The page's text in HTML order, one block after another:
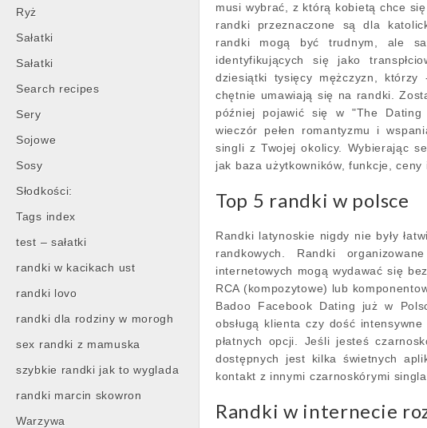
Ryż
Sałatki
Sałatki
Search recipes
Sery
Sojowe
Sosy
Słodkości:
Tags index
test – sałatki
randki w kacikach ust
randki lovo
randki dla rodziny w morogh
sex randki z mamuska
szybkie randki jak to wyglada
randki marcin skowron
Warzywa
musi wybrać, z którą kobietą chce
randki przeznaczone są dla
randki mogą być trudnym, ale
identyfikujących się jako
dziesiątki tysięcy mężczyzn,
chętnie umawiają się na randki.
później pojawić się w "The Dating
wieczór pełen romantyzmu i
singli z Twojej okolicy. Wybierając
jak baza użytkowników, funkcje, ceny
Top 5 randki w polsce
Randki latynoskie nigdy nie były
randkowych. Randki
internetowych mogą wydawać się
RCA (kompozytowe) lub
Badoo Facebook Dating już w
obsługą klienta czy dość
płatnych opcji. Jeśli jesteś
dostępnych jest kilka świetnych
kontakt z innymi czarnoskórymi
Randki w internecie